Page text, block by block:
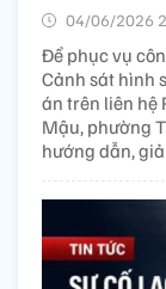
04/06/2026
Để phục vụ
Cảnh sát hình
án trên liên hệ
Mậu, phường
hướng dẫn,